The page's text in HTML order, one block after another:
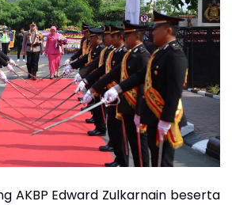
AKBP Edward Zulkarnain beserta